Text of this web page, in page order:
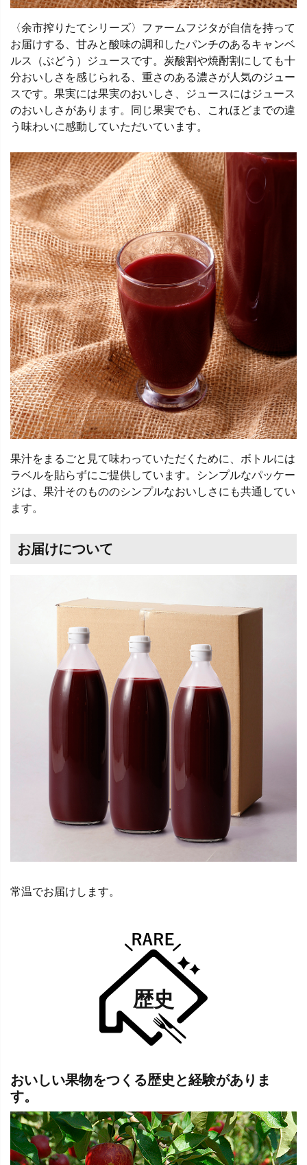
〈余市搾りたてシリーズ〉ファームフジタが自信を持って
お届けする、甘みと酸味の調和したパンチのあるキャンベ
ルス（ぶどう）ジュースです。炭酸割や焼酎割にしても十
分おいしさを感じられる、重さのある濃さが人気のジュー
スです。果実には果実のおいしさ、ジュースにはジュース
のおいしさがあります。同じ果実でも、これほどまでの違
う味わいに感動していただいています。
果汁をまるごと見て味わっていただくために、ボトルには
ラベルを貼らずにご提供しています。シンプルなパッケー
ジは、果汁そのもののシンプルなおいしさにも共通してい
ます。
お届けについて
常温でお届けします。
歴史
おいしい果物をつくる歴史と経験がありま
す。